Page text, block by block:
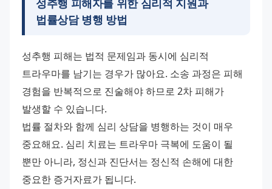
법률상담 병행 방법
성추행 피해는 법적 문제임과 동시에 심리적
트라우마를 남기는 경우가 많아요. 소송 과정은 피해
경험을 반복적으로 진술해야 하므로 2차 피해가
발생할 수 있습니다.
법률 절차와 함께 심리 상담을 병행하는 것이 매우
중요해요. 심리 치료는 트라우마 극복에 도움이 될
뿐만 아니라, 정신과 진단서는 정신적 손해에 대한
중요한 증거자료가 됩니다.